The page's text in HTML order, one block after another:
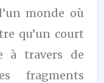
monde où
qu’un court
à travers de
fragments